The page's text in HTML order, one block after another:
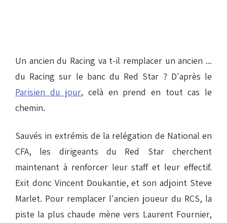
Un ancien du Racing va t-il remplacer un ancien ...
du Racing sur le banc du Red Star ? D'après le
Parisien du jour, celà en prend en tout cas le
chemin.
Sauvés in extrémis de la relégation de National en
CFA, les dirigeants du Red Star cherchent
maintenant à renforcer leur staff et leur effectif.
Exit donc Vincent Doukantie, et son adjoint Steve
Marlet. Pour remplacer l'ancien joueur du RCS, la
piste la plus chaude mène vers Laurent Fournier,